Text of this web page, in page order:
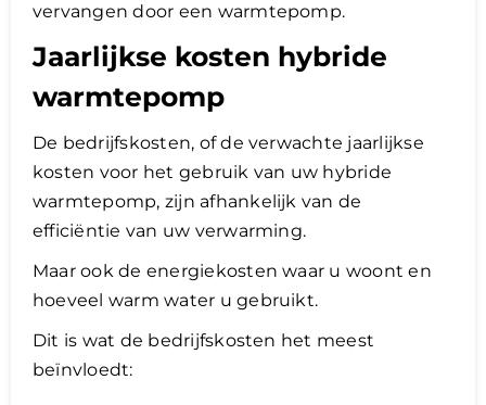
vervangen door een warmtepomp.
Jaarlijkse kosten hybride
warmtepomp
De bedrijfskosten, of de verwachte jaarlijkse
kosten voor het gebruik van uw hybride
warmtepomp, zijn afhankelijk van de
efficiëntie van uw verwarming.
Maar ook de energiekosten waar u woont en
hoeveel warm water u gebruikt.
Dit is wat de bedrijfskosten het meest
beïnvloedt: